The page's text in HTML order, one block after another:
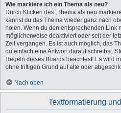
Wie markiere ich ein Thema als neu?
Durch Klicken des „Thema als neu
kannst du das Thema wieder ganz nach
holen. Wenn du den entsprechenden Link
möglicherweise deaktiviert oder seit der
Zeit vergangen. Es ist auch möglich, das
du einfach eine Antwort darauf schreibst.
Regeln dieses Boards beachtest! Es wird
ohne triftigen Grund auf alte oder
Nach oben
Textformatierung